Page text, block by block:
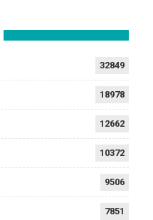
32849
18978
12662
10372
9506
7851